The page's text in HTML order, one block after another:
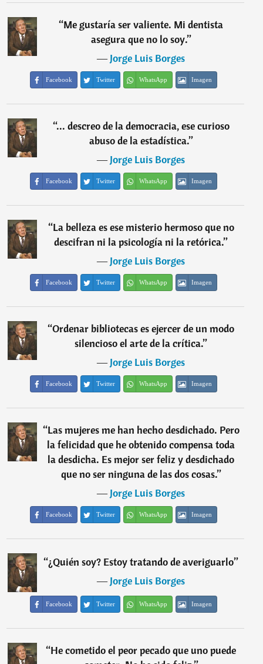
“Me gustaría ser valiente. Mi dentista
asegura que no lo soy.”
―Jorge Luis Borges
Facebook Twitter WhatsApp Imagen
“... descreo de la democracia, ese curioso
abuso de la estadística.”
―Jorge Luis Borges
Facebook Twitter WhatsApp Imagen
“La belleza es ese misterio hermoso que no
descifran ni la psicología ni la retórica.”
―Jorge Luis Borges
Facebook Twitter WhatsApp Imagen
“Ordenar bibliotecas es ejercer de un modo
silencioso el arte de la crítica.”
―Jorge Luis Borges
Facebook Twitter WhatsApp Imagen
“Las mujeres me han hecho desdichado. Pero
la felicidad que he obtenido compensa toda
la desdicha. Es mejor ser feliz y desdichado
que no ser ninguna de las dos cosas.”
―Jorge Luis Borges
Facebook Twitter WhatsApp Imagen
“¿Quién soy? Estoy tratando de averiguarlo”
―Jorge Luis Borges
Facebook Twitter WhatsApp Imagen
“He cometido el peor pecado que uno puede